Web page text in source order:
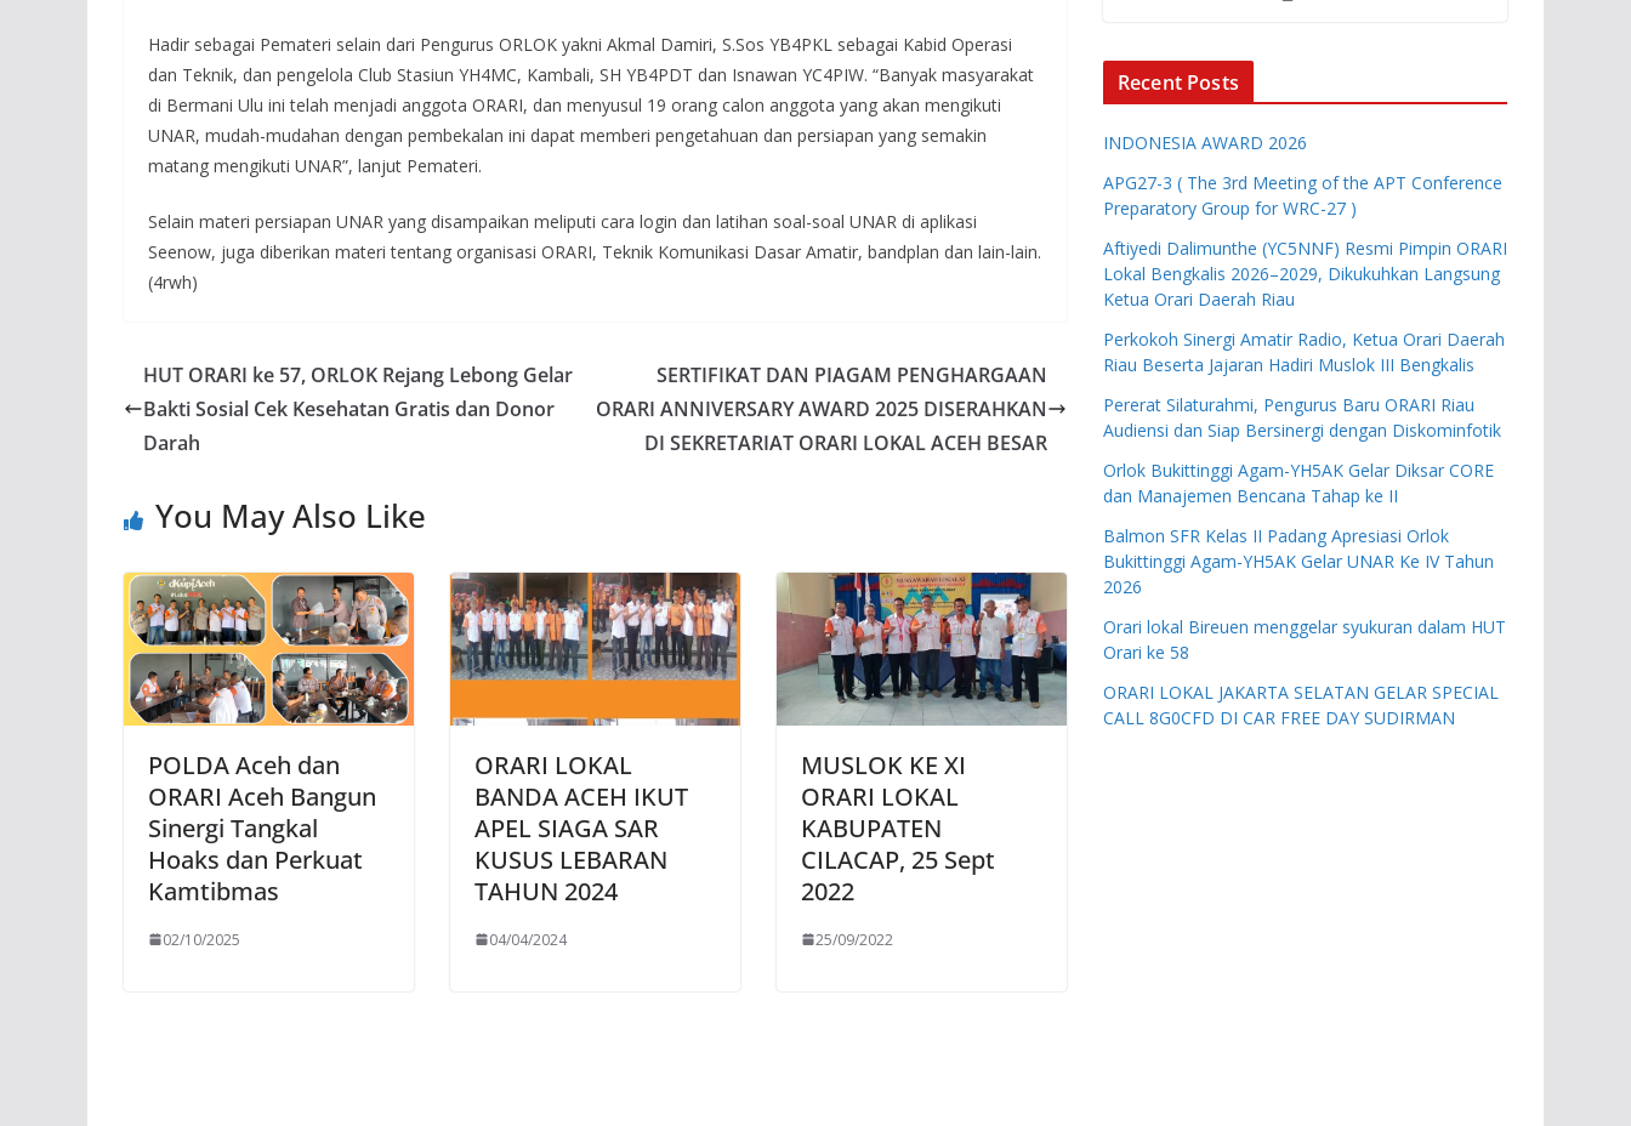
Hadir sebagai Pemateri selain dari Pengurus ORLOK yakni Akmal Damiri, S.Sos YB4PKL sebagai Kabid Operasi
dan Teknik, dan pengelola Club Stasiun YH4MC, Kambali, SH YB4PDT dan Isnawan YC4PIW. “Banyak masyarakat
di Bermani Ulu ini telah menjadi anggota ORARI, dan menyusul 19 orang calon anggota yang akan mengikuti
UNAR, mudah-mudahan dengan pembekalan ini dapat memberi pengetahuan dan persiapan yang semakin
matang mengikuti UNAR”, lanjut Pemateri.
Selain materi persiapan UNAR yang disampaikan meliputi cara login dan latihan soal-soal UNAR di aplikasi
Seenow, juga diberikan materi tentang organisasi ORARI, Teknik Komunikasi Dasar Amatir, bandplan dan lain-lain.
(4rwh)
HUT ORARI ke 57, ORLOK Rejang Lebong Gelar
Bakti Sosial Cek Kesehatan Gratis dan Donor
Darah
SERTIFIKAT DAN PIAGAM PENGHARGAAN
ORARI ANNIVERSARY AWARD 2025 DISERAHKAN
DI SEKRETARIAT ORARI LOKAL ACEH BESAR
You May Also Like
POLDA Aceh dan
ORARI Aceh Bangun
Sinergi Tangkal
Hoaks dan Perkuat
Kamtibmas
02/10/2025
ORARI LOKAL
BANDA ACEH IKUT
APEL SIAGA SAR
KUSUS LEBARAN
TAHUN 2024
04/04/2024
MUSLOK KE XI
ORARI LOKAL
KABUPATEN
CILACAP, 25 Sept
2022
25/09/2022
Recent Posts
INDONESIA AWARD 2026
APG27-3 ( The 3rd Meeting of the APT Conference
Preparatory Group for WRC-27 )
Aftiyedi Dalimunthe (YC5NNF) Resmi Pimpin ORARI
Lokal Bengkalis 2026–2029, Dikukuhkan Langsung
Ketua Orari Daerah Riau
Perkokoh Sinergi Amatir Radio, Ketua Orari Daerah
Riau Beserta Jajaran Hadiri Muslok III Bengkalis
Pererat Silaturahmi, Pengurus Baru ORARI Riau
Audiensi dan Siap Bersinergi dengan Diskominfotik
Orlok Bukittinggi Agam-YH5AK Gelar Diksar CORE
dan Manajemen Bencana Tahap ke II
Balmon SFR Kelas II Padang Apresiasi Orlok
Bukittinggi Agam-YH5AK Gelar UNAR Ke IV Tahun
2026
Orari lokal Bireuen menggelar syukuran dalam HUT
Orari ke 58
ORARI LOKAL JAKARTA SELATAN GELAR SPECIAL
CALL 8G0CFD DI CAR FREE DAY SUDIRMAN